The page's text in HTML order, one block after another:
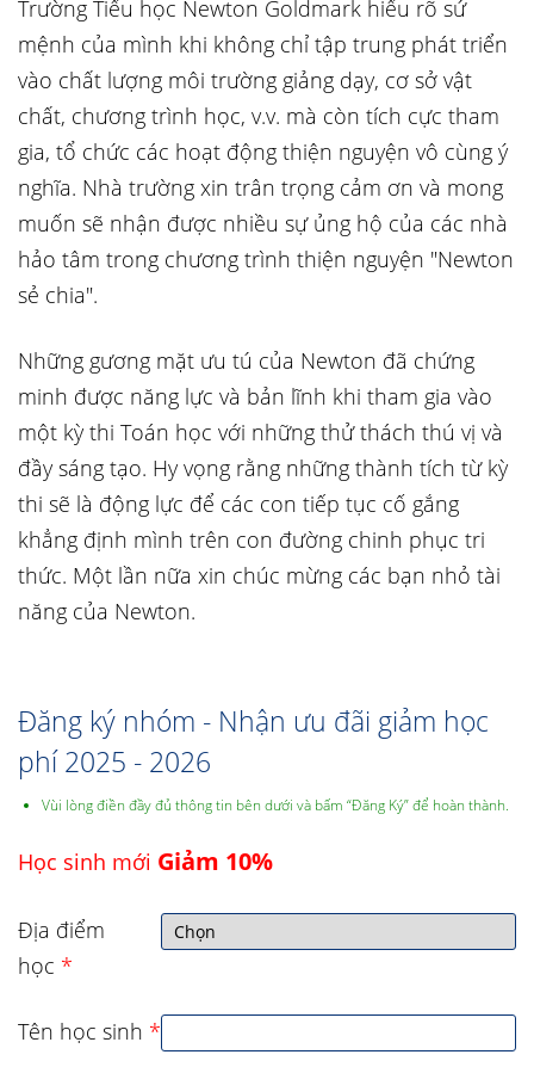
Trường Tiểu học Newton Goldmark hiểu rõ sứ
mệnh của mình khi không chỉ tập trung phát triển
vào chất lượng môi trường giảng dạy, cơ sở vật
chất, chương trình học, v.v. mà còn tích cực tham
gia, tổ chức các hoạt động thiện nguyện vô cùng ý
nghĩa. Nhà trường xin trân trọng cảm ơn và mong
muốn sẽ nhận được nhiều sự ủng hộ của các nhà
hảo tâm trong chương trình thiện nguyện "Newton
sẻ chia".
Những gương mặt ưu tú của Newton đã chứng
minh được năng lực và bản lĩnh khi tham gia vào
một kỳ thi Toán học với những thử thách thú vị và
đầy sáng tạo. Hy vọng rằng những thành tích từ kỳ
thi sẽ là động lực để các con tiếp tục cố gắng
khẳng định mình trên con đường chinh phục tri
thức. Một lần nữa xin chúc mừng các bạn nhỏ tài
năng của Newton.
Đăng ký nhóm - Nhận ưu đãi giảm học
phí 2025 - 2026
Vùi lòng điền đầy đủ thông tin bên dưới và bấm “Đăng Ký” để hoàn thành.
Học sinh mới Giảm 10%
Địa điểm
học *
Tên học sinh *